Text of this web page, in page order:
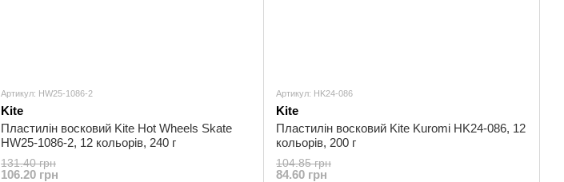
Артикул: HW25-1086-2
Kite
Пластилін восковий Kite Hot Wheels Skate
HW25-1086-2, 12 кольорів, 240 г
131.40 грн
106.20 грн
Артикул: HK24-086
Kite
Пластилін восковий Kite Kuromi HK24-086, 12
кольорів, 200 г
104.85 грн
84.60 грн